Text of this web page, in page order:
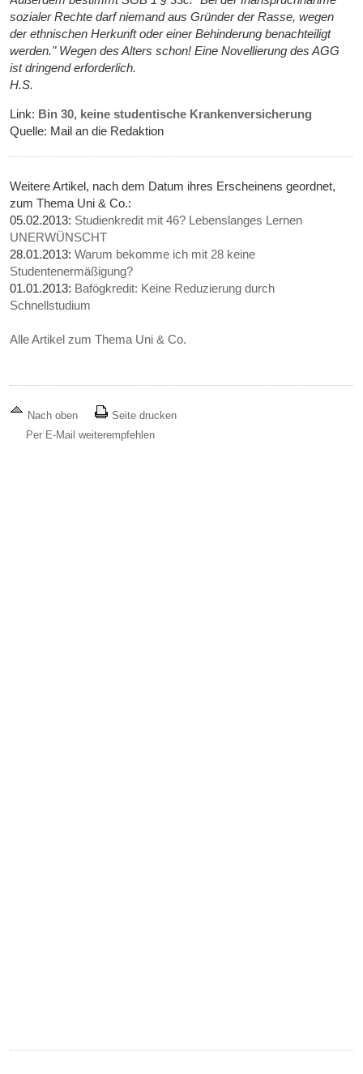
sozialer Rechte darf niemand aus Gründer der Rasse, wegen
der ethnischen Herkunft oder einer Behinderung benachteiligt
werden." Wegen des Alters schon! Eine Novellierung des AGG
ist dringend erforderlich.
H.S.
Link: Bin 30, keine studentische Krankenversicherung
Quelle: Mail an die Redaktion
Weitere Artikel, nach dem Datum ihres Erscheinens geordnet,
zum Thema Uni & Co.:
05.02.2013: Studienkredit mit 46? Lebenslanges Lernen
UNERWÜNSCHT
28.01.2013:Warum bekomme ich mit 28 keine
Studentenermäßigung?
01.01.2013: Bafögkredit: Keine Reduzierung durch
Schnellstudium
Alle Artikel zum Thema Uni & Co.
Nach oben
Seite drucken
Per E-Mail weiterempfehlen